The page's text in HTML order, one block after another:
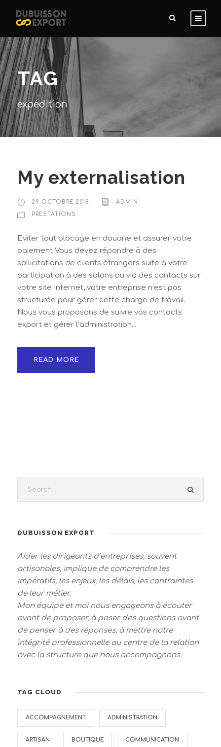
TAG
expédition
My externalisation
29 OCTOBRE 2018
ADMIN
PRESTATIONS
Eviter tout blocage en douane et assurer votre
paiement Vous devez répondre à des
sollicitations de clients étrangers suite à votre
participation à des salons ou via des contacts sur
votre site Internet, votre entreprise n’est pas
structurée pour gérer cette charge de travail.
Nous vous proposons de suivre vos contacts
export et gérer l’administration...
READ MORE
DUBUISSON EXPORT
Aider les dirigeants d’entreprises, souvent
artisanales, implique de comprendre les
impératifs, les enjeux, les délais, les contraintes
de leur métier.
Mon équipe et moi nous engageons à écouter
avant de proposer, à poser des questions avant
de penser à des réponses, à mettre notre
intégrité professionnelle au centre de la relation
avec la structure que nous accompagnons.
TAG CLOUD
ACCOMPAGNEMENT ADMINISTRATION
ARTISAN BOUTIQUE COMMUNICATION